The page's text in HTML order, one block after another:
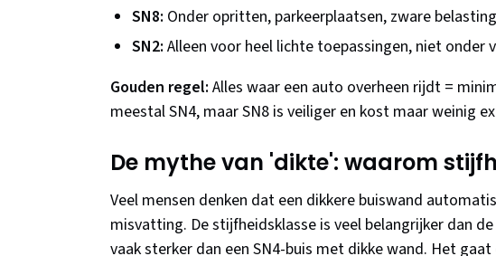
SN8: Onder opritten, parkeerplaatsen, zware belasting
SN2: Alleen voor heel lichte toepassingen, niet onder
Gouden regel: Alles waar een auto overheen rijdt =
meestal SN4, maar SN8 is veiliger en kost maar weinig
De mythe van 'dikte': waarom
Veel mensen denken dat een dikkere buiswand
misvatting. De stijfheidsklasse is veel belangrijker dan
vaak sterker dan een SN4-buis met dikke wand. Het